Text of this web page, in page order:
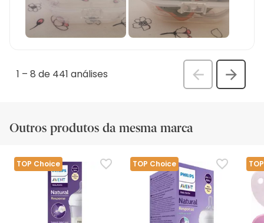
1 – 8 de 441 análises
Anterior
Outros produtos da mesma marca
TOP Choice TOP Choice